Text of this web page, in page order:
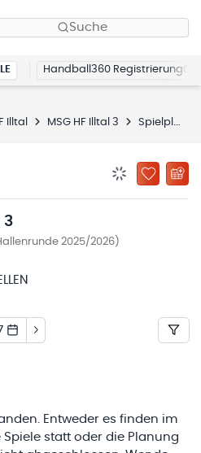
Suche
Handball360 Registrierung
Illtal MSG HF Illtal 3 Spielplan
ZU
3
2025/2026)
Entweder es finden im
statt oder die Planung